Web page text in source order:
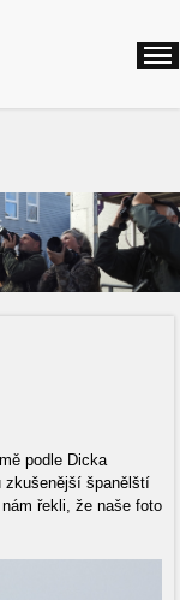
podle Dicka
zkušenější španělští
řekli, že naše foto